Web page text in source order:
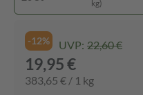
kg)
-12% UVP: 22,60 €
19,95 €
383,65 € / 1 kg